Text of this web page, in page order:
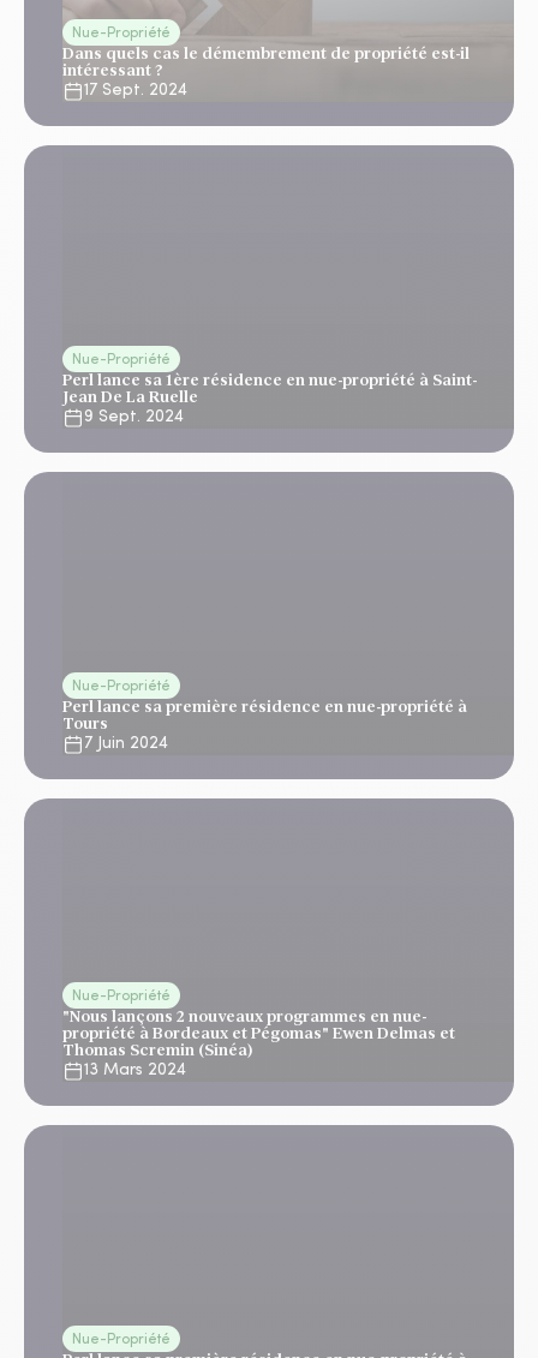
Nue-Propriété
Dans quels cas le démembrement de propriété est-il
intéressant ?
17 Sept. 2024
Nue-Propriété
Perl lance sa 1ère résidence en nue-propriété à Saint-
Jean De La Ruelle
9 Sept. 2024
Nue-Propriété
Perl lance sa première résidence en nue-propriété à
Tours
7 Juin 2024
Nue-Propriété
"Nous lançons 2 nouveaux programmes en nue-
propriété à Bordeaux et Pégomas" Ewen Delmas et
Thomas Scremin (Sinéa)
13 Mars 2024
Nue-Propriété